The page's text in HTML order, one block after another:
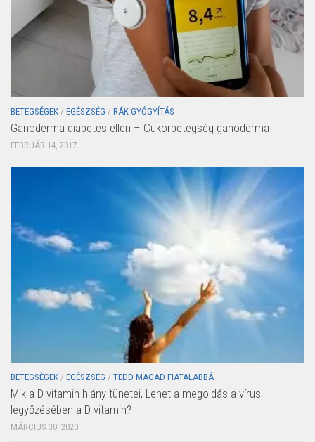
BETEGSÉGEK / EGÉSZSÉG / RÁK GYÓGYÍTÁS
Ganoderma diabetes ellen – Cukorbetegség ganoderma
FEBRUÁR 14, 2017
BETEGSÉGEK / EGÉSZSÉG / TEDD MAGAD FIATALABBÁ
Mik a D-vitamin hiány tünetei, Lehet a megoldás a vírus
legyőzésében a D-vitamin?
MÁRCIUS 30, 2020